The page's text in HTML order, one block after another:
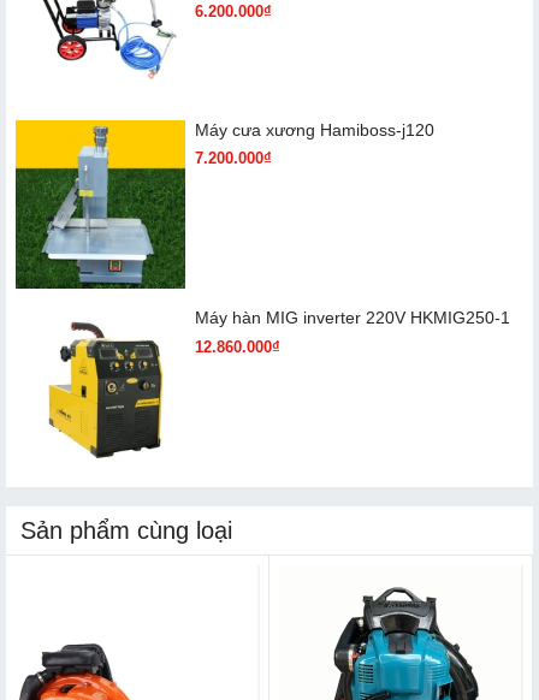
6.200.000₫
Máy cưa xương Hamiboss-j120
7.200.000₫
Máy hàn MIG inverter 220V HKMIG250-1
12.860.000₫
Sản phẩm cùng loại